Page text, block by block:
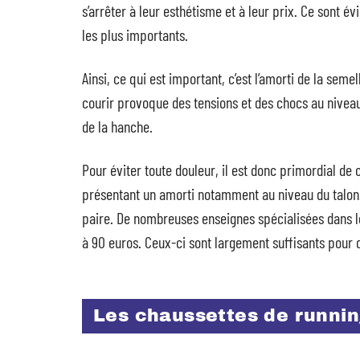
s’arrêter à leur esthétisme et à leur prix. Ce sont
les plus importants.
Ainsi, ce qui est important, c’est l’amorti de la
courir provoque des tensions et des chocs au
de la hanche.
Pour éviter toute douleur, il est donc primordial de
présentant un amorti notamment au niveau du
paire. De nombreuses enseignes spécialisées
à 90 euros. Ceux-ci sont largement suffisants pour
Les chaussettes de